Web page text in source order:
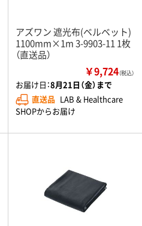
アズワン 遮光布(ベルベット)
1100mm×1m 3-9903-11 1枚
（直送品）
￥9,724（税込）
お届け日：8月21日（金）まで
直送品 LAB & Healthcare
SHOPからお届け